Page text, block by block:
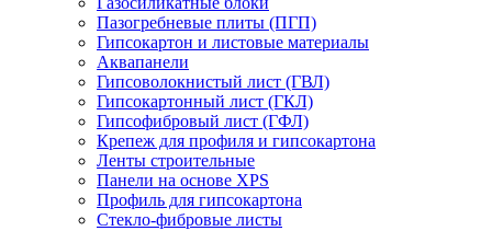
Пазогребневые плиты (ПГП)
Гипсокартон и листовые материалы
Аквапанели
Гипсоволокнистый лист (ГВЛ)
Гипсокартонный лист (ГКЛ)
Гипсофибровый лист (ГФЛ)
Крепеж для профиля и гипсокартона
Ленты строительные
Панели на основе XPS
Профиль для гипсокартона
Стекло-фибровые листы